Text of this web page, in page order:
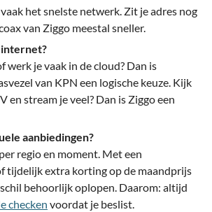
het snelste netwerk. Zit je adres nog
van Ziggo meestal sneller.
werk je vaak in de cloud? Dan is
van KPN een logische keuze. Kijk
en stream je veel? Dan is Ziggo een
aanbiedingen?
regio en moment. Met een
tijdelijk extra korting op de maandprijs
behoorlijk oplopen. Daarom: altijd
checken voordat je beslist.